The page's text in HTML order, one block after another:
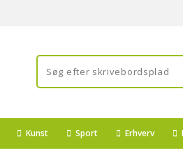
Kunst Sport Erhverv